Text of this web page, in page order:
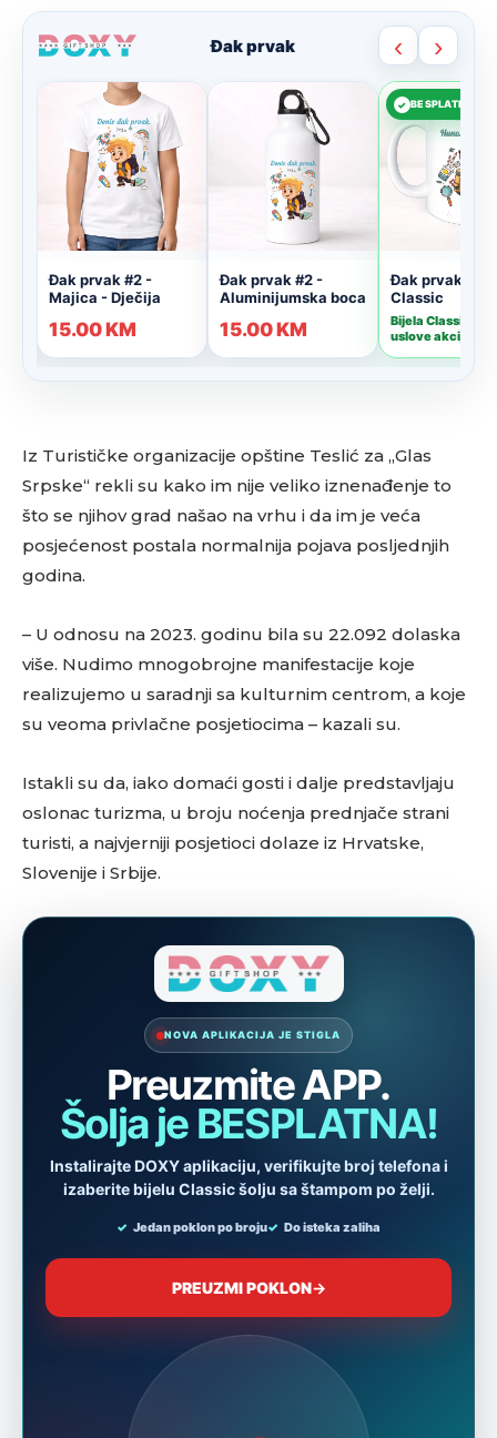
Iz Turističke organizacije opštine Teslić za „Glas
Srpske“ rekli su kako im nije veliko iznenađenje to
što se njihov grad našao na vrhu i da im je veća
posjećenost postala normalnija pojava posljednjih
godina.
– U odnosu na 2023. godinu bila su 22.092 dolaska
više. Nudimo mnogobrojne manifestacije koje
realizujemo u saradnji sa kulturnim centrom, a koje
su veoma privlačne posjetiocima – kazali su.
Istakli su da, iako domaći gosti i dalje predstavljaju
oslonac turizma, u broju noćenja prednjače strani
turisti, a najvjerniji posjetioci dolaze iz Hrvatske,
Slovenije i Srbije.